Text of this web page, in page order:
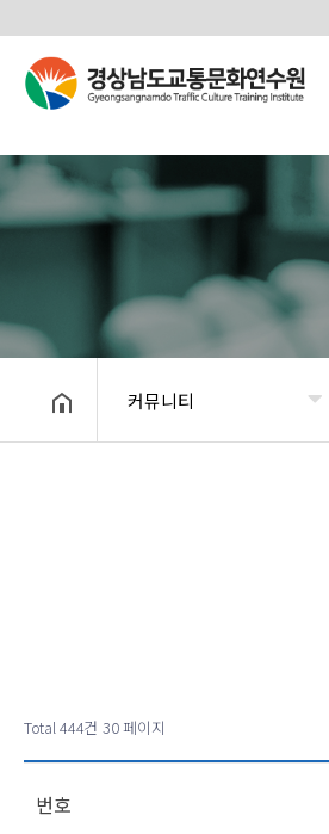
커뮤니티
Total 444건 30 페이지
번호